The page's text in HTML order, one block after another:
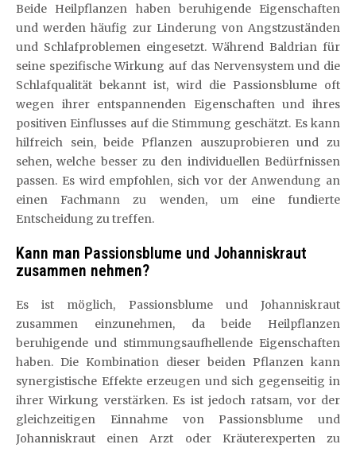
Beide Heilpflanzen haben beruhigende Eigenschaften
und werden häufig zur Linderung von Angstzuständen
und Schlafproblemen eingesetzt. Während Baldrian für
seine spezifische Wirkung auf das Nervensystem und die
Schlafqualität bekannt ist, wird die Passionsblume oft
wegen ihrer entspannenden Eigenschaften und ihres
positiven Einflusses auf die Stimmung geschätzt. Es kann
hilfreich sein, beide Pflanzen auszuprobieren und zu
sehen, welche besser zu den individuellen Bedürfnissen
passen. Es wird empfohlen, sich vor der Anwendung an
einen Fachmann zu wenden, um eine fundierte
Entscheidung zu treffen.
Kann man Passionsblume und Johanniskraut
zusammen nehmen?
Es ist möglich, Passionsblume und Johanniskraut
zusammen einzunehmen, da beide Heilpflanzen
beruhigende und stimmungsaufhellende Eigenschaften
haben. Die Kombination dieser beiden Pflanzen kann
synergistische Effekte erzeugen und sich gegenseitig in
ihrer Wirkung verstärken. Es ist jedoch ratsam, vor der
gleichzeitigen Einnahme von Passionsblume und
Johanniskraut einen Arzt oder Kräuterexperten zu